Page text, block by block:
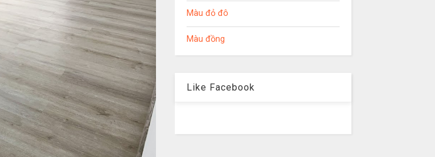
Màu đỏ đô
Màu đồng
Like Facebook